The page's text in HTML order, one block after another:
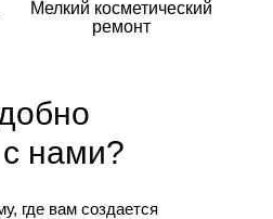
Мелкий косметический
ремонт
с нами?
где вам создается